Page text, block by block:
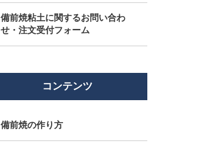
備前焼粘土に関するお問い合わ
せ・注文受付フォーム
コンテンツ
備前焼の作り方